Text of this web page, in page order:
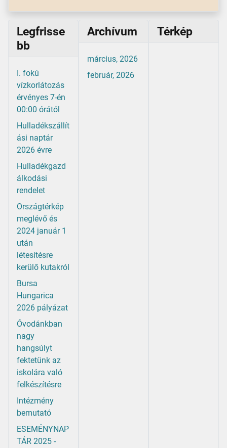
Legfrisse
bb
I. fokú
vízkorlátozás
érvényes 7-én
00:00 órától
Hulladékszállít
ási naptár
2026 évre
Hulladékgazd
álkodási
rendelet
Országtérkép
meglévő és
2024 január 1
után
létesítésre
kerülő kutakról
Bursa
Hungarica
2026 pályázat
Óvodánkban
nagy
hangsúlyt
fektetünk az
iskolára való
felkészítésre
Intézmény
bemutató
ESEMÉNYNAP
TÁR 2025 -
Archívum
március, 2026
február, 2026
Térkép